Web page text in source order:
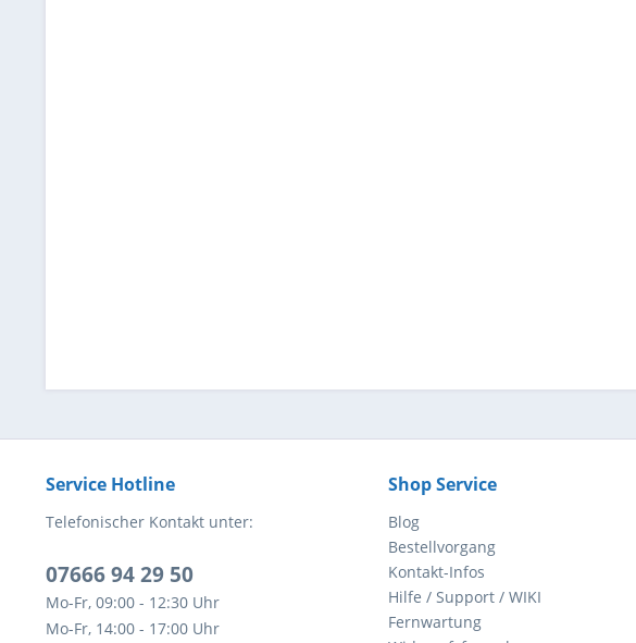
Service Hotline
Telefonischer Kontakt unter:
07666 94 29 50
Mo-Fr, 09:00 - 12:30 Uhr
Mo-Fr, 14:00 - 17:00 Uhr
Shop Service
Blog
Bestellvorgang
Kontakt-Infos
Hilfe / Support / WIKI
Fernwartung